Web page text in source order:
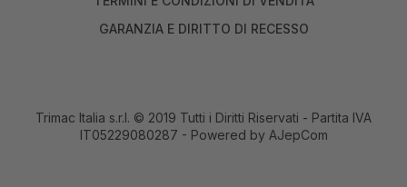
GARANZIA E DIRITTO DI RECESSO
Trimac Italia s.r.l. © 2019 Tutti i Diritti Riservati - Partita IVA
IT05229080287 - Powered by AJepCom